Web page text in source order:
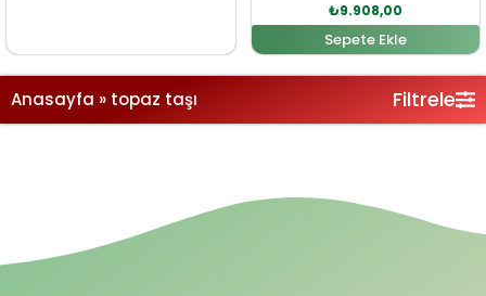
₺9.908,00
Sepete Ekle
Anasayfa » topaz taşı Filtrele